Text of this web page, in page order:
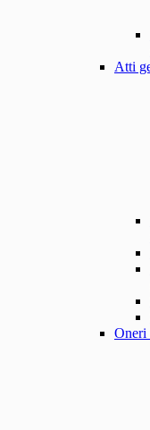
Atti
Oneri